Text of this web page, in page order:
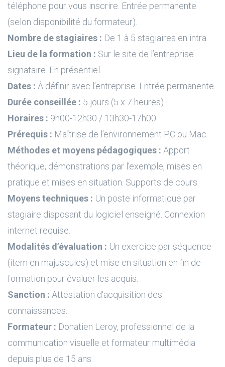
téléphone pour vous inscrire. Entrée permanente
(selon disponibilité du formateur).
Nombre de stagiaires : De 1 à 5 stagiaires en intra.
Lieu de la formation : Sur le site de l’entreprise
signataire. En présentiel.
Dates : À définir avec l’entreprise. Entrée permanente.
Durée conseillée : 5 jours (5 x 7 heures).
Horaires : 9h00-12h30 / 13h30-17h00
Prérequis : Maîtrise de l’environnement PC ou Mac.
Méthodes et moyens pédagogiques : Apport
théorique, démonstrations par l’exemple, mises en
pratique et mises en situation. Supports de cours.
Moyens techniques : Un poste informatique par
stagiaire disposant du logiciel enseigné. Connexion
internet requise.
Modalités d’évaluation : Un exercice par séquence
(item en majuscules) et mise en situation en fin de
formation pour évaluer les acquis.
Sanction : Attestation d'acquisition des
connaissances.
Formateur : Donatien Leroy, professionnel de la
communication visuelle et formateur multimédia
depuis plus de 15 ans.